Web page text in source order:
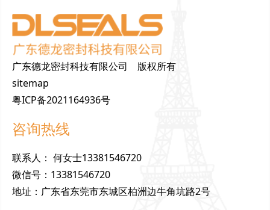
广东德龙密封科技有限公司 版权所有
sitemap
粤ICP备2021164936号
咨询热线
联系人 ： 何女士13381546720
微信号 ： 13381546720
地址 ： 广东省东莞市东城区柏洲边牛角坑路2号